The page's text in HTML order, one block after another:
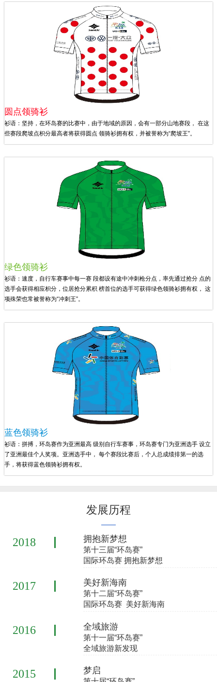
圆点领骑衫
衫语：坚持，在环岛赛的比赛中，由于地域的原因，会有一部分山地赛段， 在这
些赛段爬坡点枳分最高者将获得圆点 领骑衫拥有权，并被誉称为“爬坡王”。
绿色领骑衫
衫语：速度，自行车赛事中每一赛 段都设有途中冲刺枪分点，率先通过抢分 点的
选手会获得相应枳分，位居抢分累积 榜首位的选手可获得绿色领骑衫拥有权， 这
项殊荣也常被誉称为“冲刺王”。
蓝色领骑衫
衫语：拼搏，环岛赛作为亚洲最高 级别自行车赛事，环岛赛专门为亚洲选手 设立
了亚洲最佳个人奖项。亚洲选手中， 每个赛段比赛后，个人总成绩排第一的选
手，将获得蓝色领骑衫拥有权。
发展历程
2018 拥抱新梦想
第十三届“环岛赛”
国际环岛赛 拥抱新梦想
2017 美好新海南
第十二届“环岛赛”
国际环岛赛 美好新海南
2016 全域旅游
第十一届“环岛赛”
全域旅游新发现
2015 梦启